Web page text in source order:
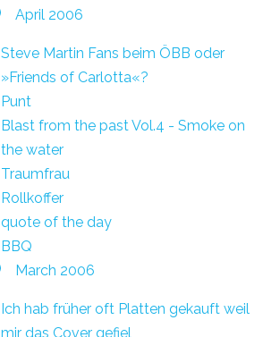
April 2006
Steve Martin Fans beim ÖBB oder
»Friends of Carlotta«?
Punt
Blast from the past Vol.4 - Smoke on
the water
Traumfrau
Rollkoffer
quote of the day
BBQ
March 2006
Ich hab früher oft Platten gekauft weil
mir das Cover gefiel